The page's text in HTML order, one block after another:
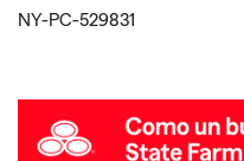
NY-PC-529831